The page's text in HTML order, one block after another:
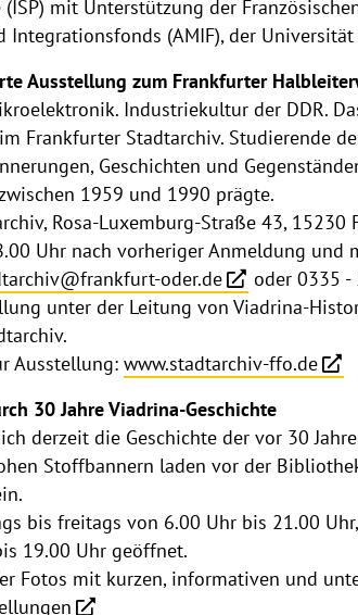
mit Unterstützung der
Integrationsfonds (AMIF), der
Ausstellung zum Frankfurter
Industriekultur der DDR.
Frankfurter Stadtarchiv. Studierende
Geschichten und
1959 und 1990 prägte.
Rosa-Luxemburg-Straße 43,
Uhr nach vorheriger Anmeldung
oder.de
oder 0335 -
unter der Leitung von Viadrina-
Ausstellung: www.stadtarchiv-ffo.de
30 Jahre Viadrina-Geschichte
derzeit die Geschichte der vor 30
Stoffbannern laden vor der
bis freitags von 6.00 Uhr bis 21.00
19.00 Uhr geöffnet.
Fotos mit kurzen, informativen und